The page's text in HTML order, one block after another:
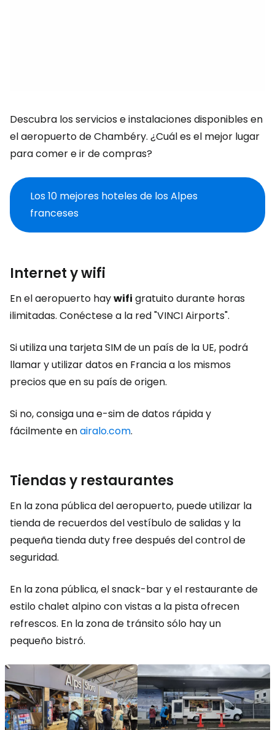
Descubra los servicios e instalaciones disponibles en
el aeropuerto de Chambéry. ¿Cuál es el mejor lugar
para comer e ir de compras?
Los 10 mejores hoteles de los Alpes
franceses
Internet y wifi
En el aeropuerto haywifi gratuito durante horas
ilimitadas. Conéctese a la red "VINCI Airports".
Si utiliza una tarjeta SIM de un país de la UE, podrá
llamar y utilizar datos en Francia a los mismos
precios que en su país de origen.
Si no, consiga una e-sim de datos rápida y
fácilmente enairalo.com.
Tiendas y restaurantes
En la zona pública del aeropuerto, puede utilizar la
tienda de recuerdos del vestíbulo de salidas y la
pequeña tiendaduty freedespués del control de
seguridad.
En la zona pública, el snack-bar y el restaurante de
estilo chalet alpino con vistas a la pista ofrecen
refrescos. En la zona de tránsito sólo hay un
pequeño bistró.